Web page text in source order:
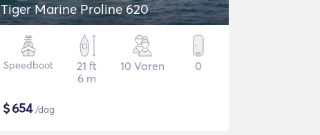
Tiger Marine Proline 620
Speedboot
21 ft
6 m
10 Varen 0
$654/dag